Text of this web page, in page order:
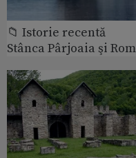
📁 Istorie recentă
Stânca Pârjoaia şi